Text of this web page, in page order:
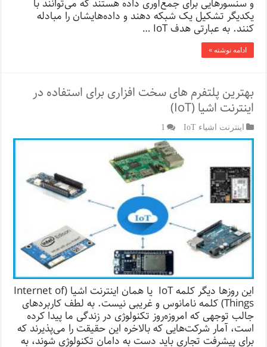
و سنسورهایی برای جمع‌آوری داده هستند که می‌توانند با
یکدیگر تشکیل یک شبکه‌ دهند و داده‌هایشان را مبادله
کنند. به عبارتی هدف IoT …
ادامه نوشته »
بهترین پلتفرم های سخت افزاری برای استفاده در
اینترنت اشیا (IoT)
اینترنت اشیاء IoT 1
این روزها دیگر کلمه IoT یا همان اینترنت اشیا (Internet of
Things) کلمه نامانوس و غریبی نیست. به لطف کاربردهای
جالب توجهی که امروزه‌روز تکنولوژی در زندگی ما پیدا کرده
است، آمار شرکت‌هایی که بالاخره این حقیقت را می‌پذیرند که
برای پیشرفت تجاری باید دست به دامان تکنولوژی شوند، به